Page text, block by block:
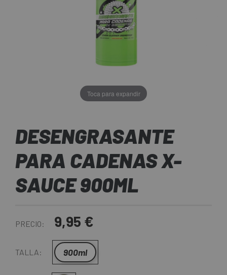
Toca para expandir
DESENGRASANTE
PARA CADENAS X-
SAUCE 900ML
PRECIO: 9,95 €
TALLA: 900ml